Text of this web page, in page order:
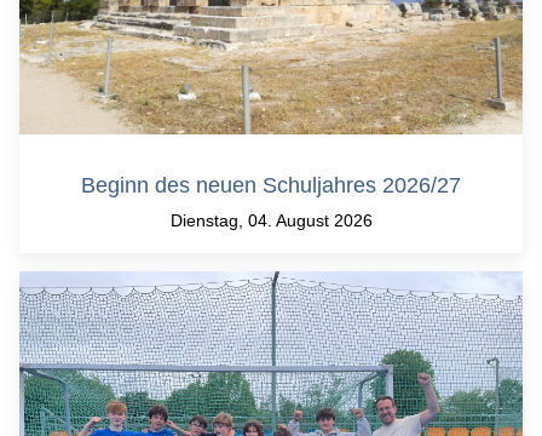
Beginn des neuen Schuljahres 2026/27
Dienstag, 04. August 2026